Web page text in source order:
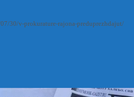
30/v-prokurature-rajona-preduprezhdajut/